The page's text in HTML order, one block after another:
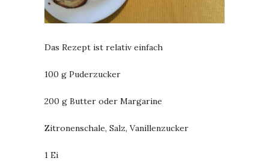
Das Rezept ist relativ einfach
100 g Puderzucker
200 g Butter oder Margarine
Zitronenschale, Salz, Vanillenzucker
1 Ei